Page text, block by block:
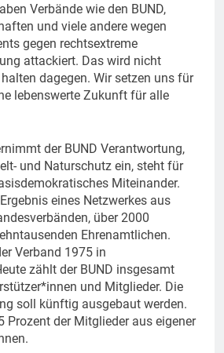
Verbände wie den BUND,
und viele andere wegen
gegen rechtsextreme
attackiert. Das wird nicht
dagegen. Wir setzen uns für
lebenswerte Zukunft für alle
der BUND Verantwortung,
und Naturschutz ein, steht für
Miteinander.
eines Netzwerkes aus
über 2000
Ehrenamtlichen.
Verband 1975 in
zählt der BUND insgesamt
und Mitglieder. Die
soll künftig ausgebaut werden.
Prozent der Mitglieder aus eigener